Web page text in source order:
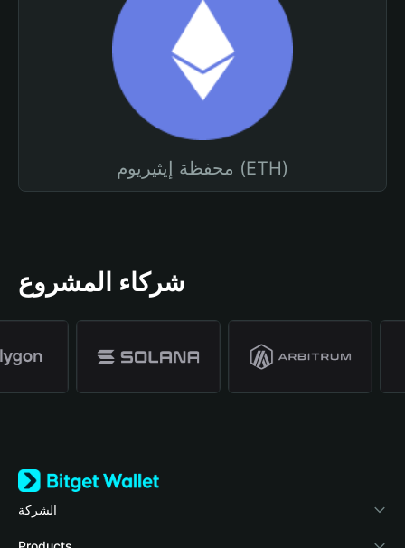
محفظة إيثيريوم (ETH)
شركاء المشروع
الشركة